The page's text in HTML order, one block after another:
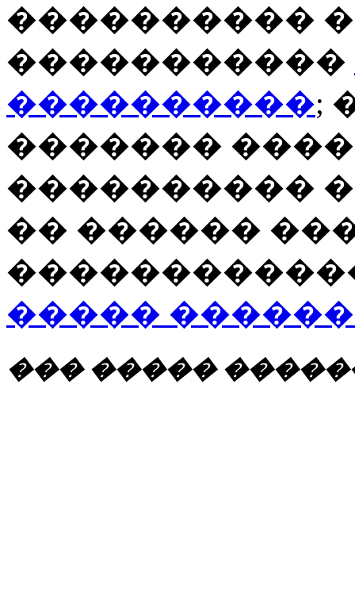
����������
�����������
����������;
�������
����������
�� ������
�����
��� ����� ��������: